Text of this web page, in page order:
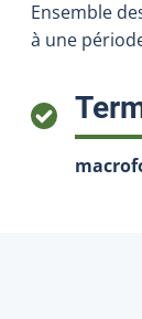
Ensemble
à une